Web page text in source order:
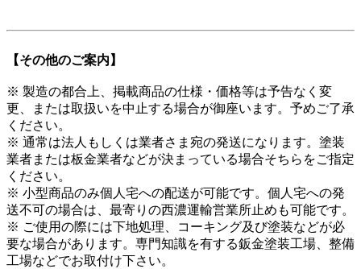
【その他のご案内】
※ 製造の都合上、掲載商品の仕様・価格等は予告なく変
更、または取扱いを中止する場合が御座います。予めご了承
ください。
※ 通常は法人もしくは業者さま宛の発送になります。塗装
業者または板金業者などが決まっている場合そちらをご指定
ください。
※ 小型商品のみ個人宅への配送が可能です。個人宅への発
送不可の場合は、最寄りの西濃運輸営業所止めも可能です。
※ ご使用の際には下地処理、コーキング及び塗装などが必
要な場合があります。専門知識を有する鈑金塗装工場、整備
工場などでお取付け下さい。